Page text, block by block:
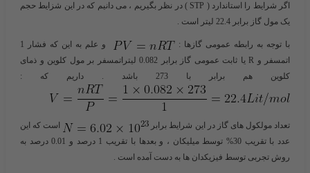
اگر شرایط را استاندارد ( STP ) در نظر بگیریم ، می دانیم که در این شزایط حجم
یک مول گاز برابر 22.4 لیتر است .
با توجه به رابطه عمومی گازها :
و علم به این که فشار 1
اتمسفر و R یا ثابت عمومی گاز برابر 0.082 لیتراتمسفر بر مول کلوین و ذمای
کلوین هم برابر با 273 باشد . داریم که :
تعداد مولکول های گاز در این شرایط برابر
است که این
عدد با تقریب 30% توسط میلیکان ، و بعدها با تقریب 1 درصد و 0.01 درصد به
روش تجربی توسط فیزیکدان ها به دست آمده است .